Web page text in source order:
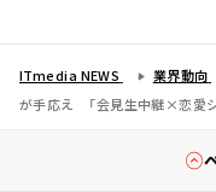
ITmedia NEWS 業界動向
が手応え 「会見生中継×恋愛